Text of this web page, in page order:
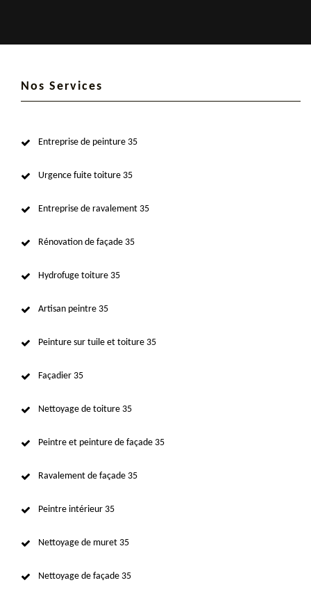
Nos Services
Entreprise de peinture 35
Urgence fuite toiture 35
Entreprise de ravalement 35
Rénovation de façade 35
Hydrofuge toiture 35
Artisan peintre 35
Peinture sur tuile et toiture 35
Façadier 35
Nettoyage de toiture 35
Peintre et peinture de façade 35
Ravalement de façade 35
Peintre intérieur 35
Nettoyage de muret 35
Nettoyage de façade 35